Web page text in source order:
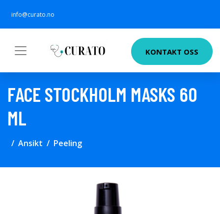
info@curato.no
KONTAKT OSS
FACE STOCKHOLM MASKS 60
ML
Ansikt Peeling